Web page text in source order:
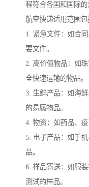
程符合各国和国际的
航空快递适用范围包
1. 紧急文件：如合
要文件。
2. 高价值物品：如
全快速运输的物品。
3. 生鲜产品：如海
的易腐物品。
4. 物资：如药品、疫
5. 电子产品：如手
品。
6. 样品寄送：如服
测试的样品。